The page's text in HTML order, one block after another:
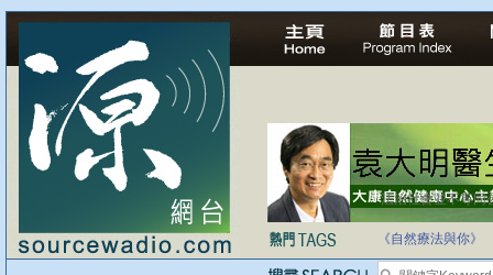
法治社會並不等同
自家教育合法化-
《自然療法與你》